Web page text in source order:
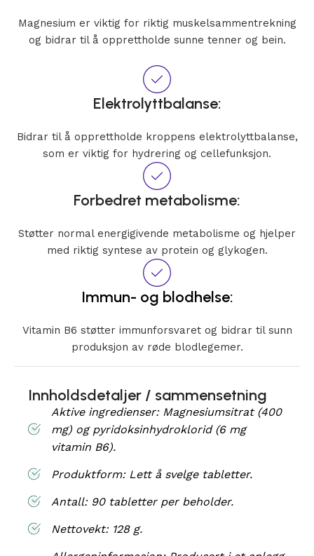
Magnesium er viktig for riktig muskelsammentrekning
og bidrar til å opprettholde sunne tenner og bein.
Elektrolyttbalanse:
Bidrar til å opprettholde kroppens elektrolyttbalanse,
som er viktig for hydrering og cellefunksjon.
Forbedret metabolisme:
Støtter normal energigivende metabolisme og hjelper
med riktig syntese av protein og glykogen.
Immun- og blodhelse:
Vitamin B6 støtter immunforsvaret og bidrar til sunn
produksjon av røde blodlegemer.
Innholdsdetaljer / sammensetning
Aktive ingredienser: Magnesiumsitrat (400
mg) og pyridoksinhydroklorid (6 mg
vitamin B6).
Produktform: Lett å svelge tabletter.
Antall: 90 tabletter per beholder.
Nettovekt: 128 g.